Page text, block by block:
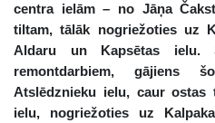
centra ielām – no Jāņa
tiltam, tālāk nogriežoties uz
Aldaru un Kapsētas ielu.
remontdarbiem, gājiens
Atslēdznieku ielu, caur
ielu, nogriežoties uz